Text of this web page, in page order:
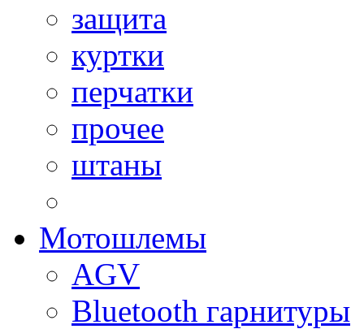
защита
куртки
перчатки
прочее
штаны
Мотошлемы
AGV
Bluetooth гарнитуры